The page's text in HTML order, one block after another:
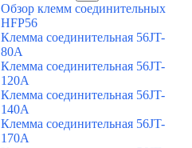
Обзор клемм соединительных
HFP56
Клемма соединительная 56JT-
80A
Клемма соединительная 56JT-
120A
Клемма соединительная 56JT-
140A
Клемма соединительная 56JT-
170A